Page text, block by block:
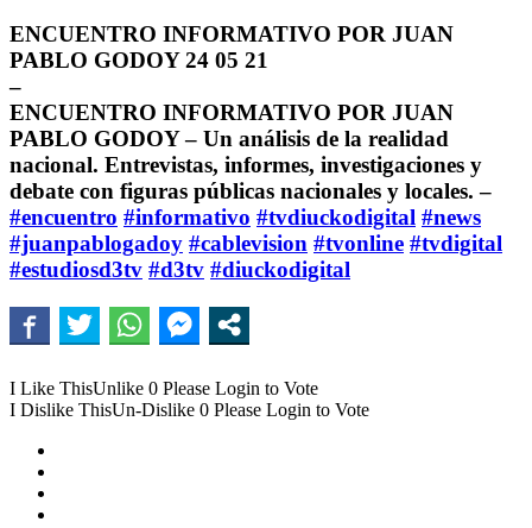
ENCUENTRO INFORMATIVO POR JUAN
PABLO GODOY 24 05 21
–
ENCUENTRO INFORMATIVO POR JUAN
PABLO GODOY – Un análisis de la realidad
nacional. Entrevistas, informes, investigaciones y
debate con figuras públicas nacionales y locales. –
#encuentro #informativo #tvdiuckodigital #news
#juanpablogadoy #cablevision #tvonline #tvdigital
#estudiosd3tv #d3tv #diuckodigital
I Like ThisUnlike 0 Please Login to Vote
I Dislike ThisUn-Dislike 0 Please Login to Vote